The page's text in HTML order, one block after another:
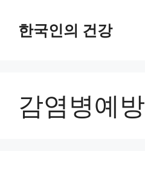
한국인의 건강
감염병예방